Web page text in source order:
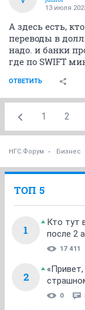
13 июля
А здесь есть,
переводы в
надо. и банки
где по SWIFT
ОТВЕТИТЬ
1 2
НГС.Форум Бизнес
ТОП 5
1
Кто тут
после 2
17 411
2
0